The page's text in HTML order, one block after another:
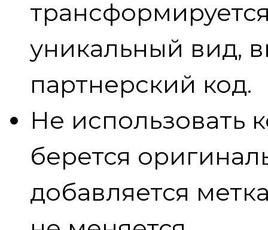
уникальный вид,
партнерский код.
Не использовать
берется
добавляется